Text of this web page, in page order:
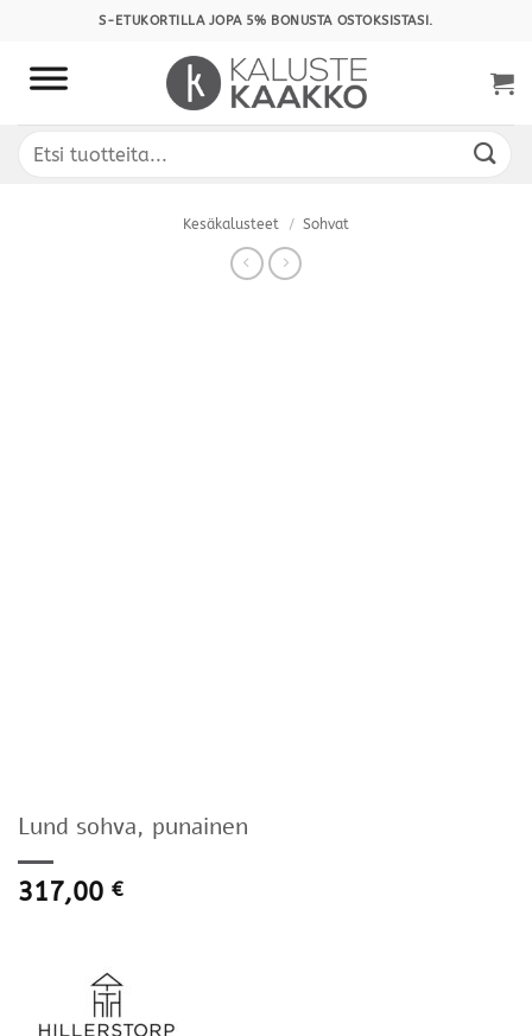
content
S-ETUKORTILLA JOPA 5% BONUSTA OSTOKSISTASI.
Etsi:
Kesäkalusteet / Sohvat
Lund sohva, punainen
317,00 €